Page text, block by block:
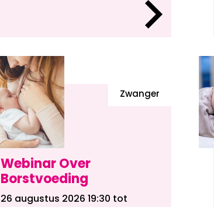
Webinar Over
Borstvoeding
Zwanger
26 augustus 2026 19:30 tot